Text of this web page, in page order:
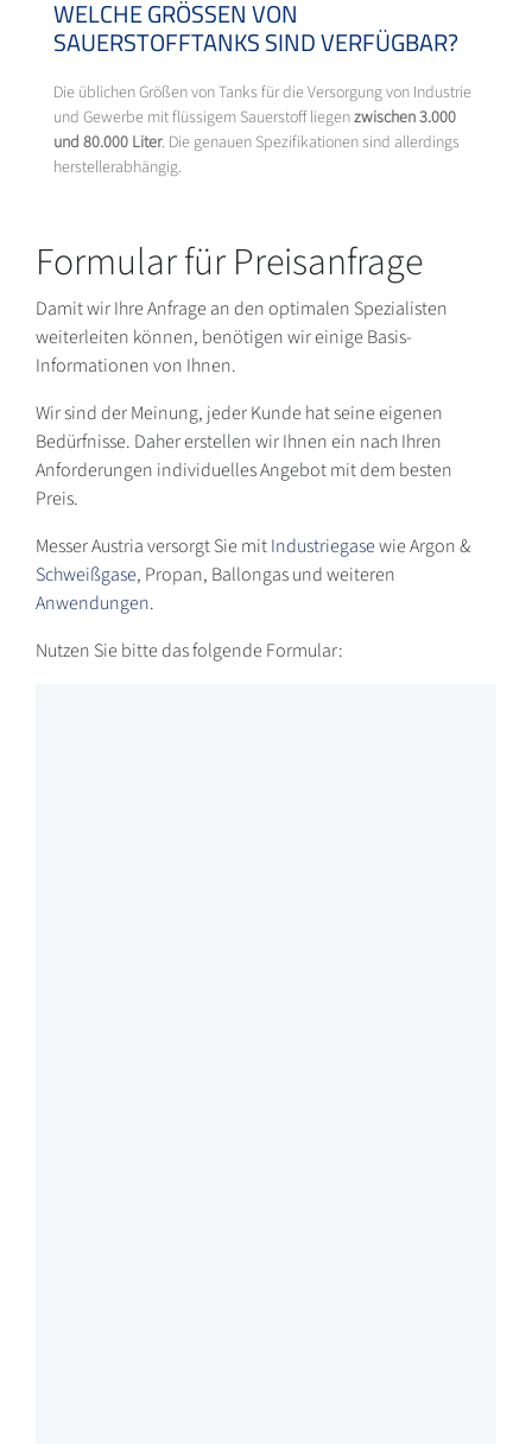
WELCHE GRÖSSEN VON S
AUERSTOFFTANKS SIND VERFÜGBAR?
Die üblichen Größen von Tanks für die Versorgung von Industrie
und Gewerbe mit flüssigem Sauerstoff liegenzwischen 3.000
und 80.000 Liter. Die genauen Spezifikationen sind allerdings
herstellerabhängig.
Formular für Preisanfrage
Damit wir Ihre Anfrage an den optimalen Spezialisten
weiterleiten können, benötigen wir einige Basis-
Informationen von Ihnen.
Wir sind der Meinung, jeder Kunde hat seine eigenen
Bedürfnisse. Daher erstellen wir Ihnen ein nach Ihren
Anforderungen individuelles Angebot mit dem besten
Preis.
Messer Austria versorgt Sie mitIndustriegasewie Argon &
Schweißgase, Propan, Ballongas und weiteren
Anwendungen.
Nutzen Sie bitte das folgende Formular: